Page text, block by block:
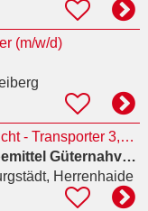
(m/w/d)
Auslieferungsfahrer gesucht - Transporter 3,5 t (m/w/d)
Svitlana Treffkorn Werbemittel Güternahverkehr
Herrenhaide